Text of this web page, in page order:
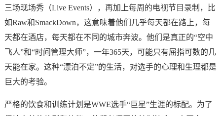
三场现场秀（Live Events），再加上每周的电视节目录制，比
如Raw和SmackDown，这意味着他们几乎每天都在路上，每
天都在酒店，每天都在不同的城市奔波。他们是真正的“空中
飞人”和“时间管理大师”，一年365天，可能只有屈指可数的几
天能在家。这种“漂泊不定”的生活，对选手的心理和生理都是
巨大的考验。
严格的饮食和训练计划是WWE选手“巨星”生涯的标配。为了